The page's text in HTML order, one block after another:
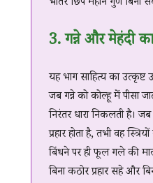
भीतर छिपे महान गुण बिना
3. गन्ने और मेहंदी
यह भाग साहित्य का
जब गन्ने को कोल्हू में पीसा
निरंतर धारा निकलती है।
प्रहार होता है, तभी वह
बिंधने पर ही फूल गले की
बिना कठोर प्रहार सहे और